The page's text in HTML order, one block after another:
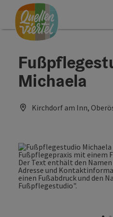
Zum Inhalt
Zur Navigation
Zum Seitenanfang
Michaela
Kirchdorf am Inn,